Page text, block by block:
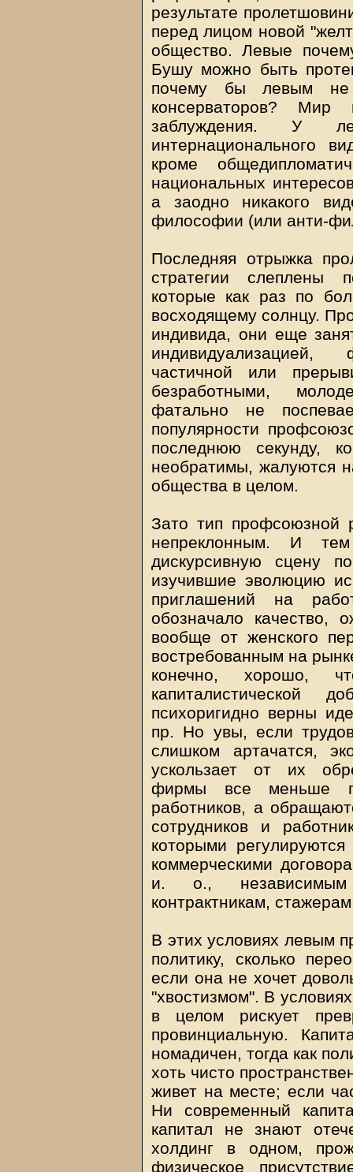
результате
перед лицом новой
общество. Левые
Бушу можно быть
почему бы левым не
консерваторов?
заблуждения. У
интернационального
кроме
национальных
а заодно никакого
философии (или анти-
Последняя отрыжка
стратегии слеплены
которые как раз по
восходящему солнцу.
индивида, они еще
индивидуализацией,
частичной или
безработными,
фатально не
популярности
последнюю секунду,
необратимы, жалуются
общества в целом.
Зато тип профсоюзной
непреклонным. И
дискурсивную сцену
изучившие эволюцию
приглашений на
обозначало качество,
вообще от женского
востребованным на
конечно, хорошо,
капиталистической
психоригидно верны
пр. Но увы, если
слишком артачатся,
ускользает от их
фирмы все меньше
работников, а
сотрудников и
которыми
коммерческими
и. о., независимым
контрактникам,
В этих условиях левым
политику, сколько
если она не хочет
"хвостизмом". В
в целом рискует
провинциальную.
номадичен, тогда как
хоть чисто
живет на месте; если
Ни современный
капитал не знают
холдинг в одном,
физическое